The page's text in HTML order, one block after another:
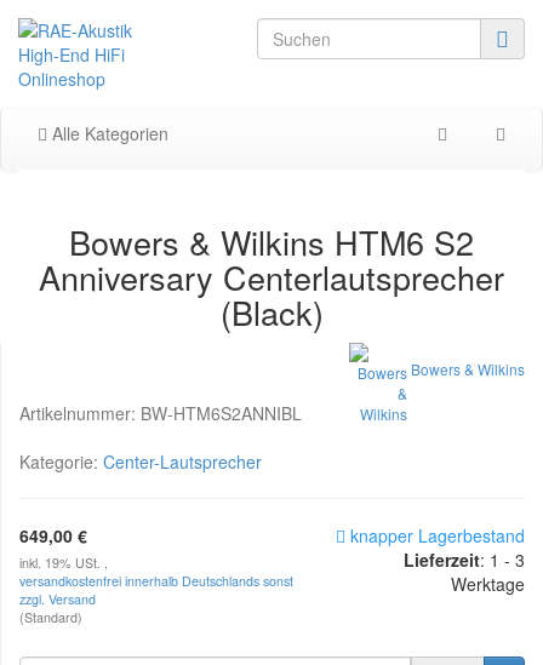
Alle Kategorien
Bowers & Wilkins HTM6 S2
Anniversary Centerlautsprecher
(Black)
Bowers & Wilkins
Artikelnummer: BW-HTM6S2ANNIBL
Kategorie: Center-Lautsprecher
649,00 €
inkl. 19% USt. ,
versandkostenfrei innerhalb Deutschlands sonst
zzgl. Versand
(Standard)
knapper Lagerbestand
Lieferzeit: 1 - 3
Werktage